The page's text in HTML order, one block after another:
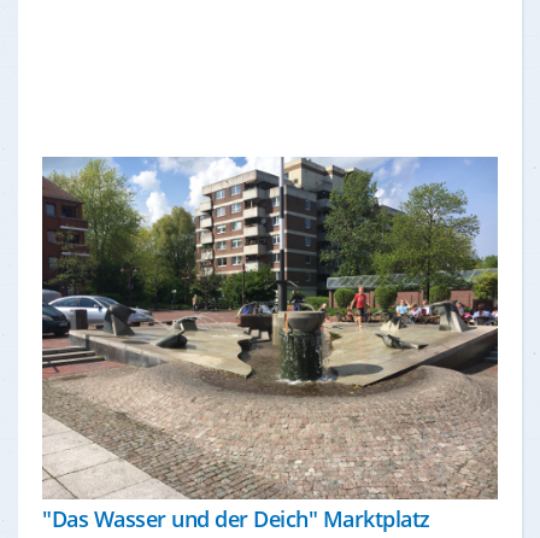
"Das Wasser und der Deich" Marktplatz